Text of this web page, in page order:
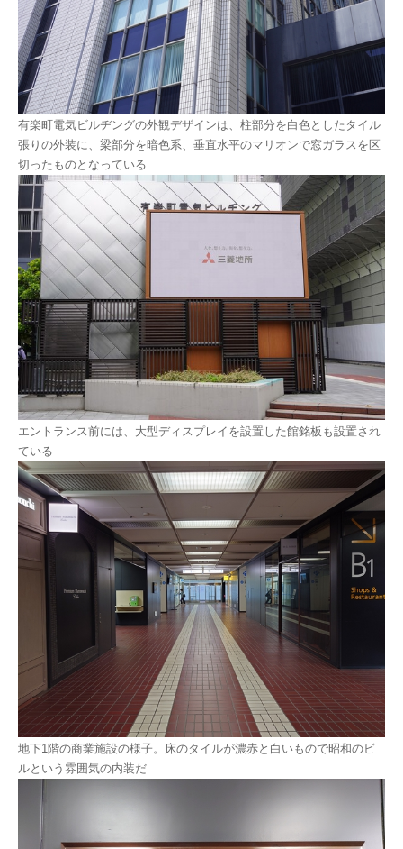
有楽町電気ビルヂングの外観デザインは、柱部分を白色としたタイル
張りの外装に、梁部分を暗色系、垂直水平のマリオンで窓ガラスを区
切ったものとなっている
エントランス前には、大型ディスプレイを設置した館銘板も設置され
ている
地下1階の商業施設の様子。床のタイルが濃赤と白いもので昭和のビ
ルという雰囲気の内装だ